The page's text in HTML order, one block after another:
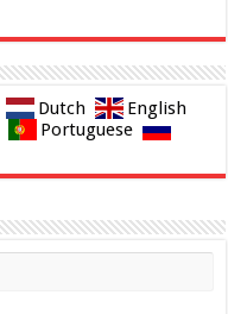
Dutch
English
Portuguese